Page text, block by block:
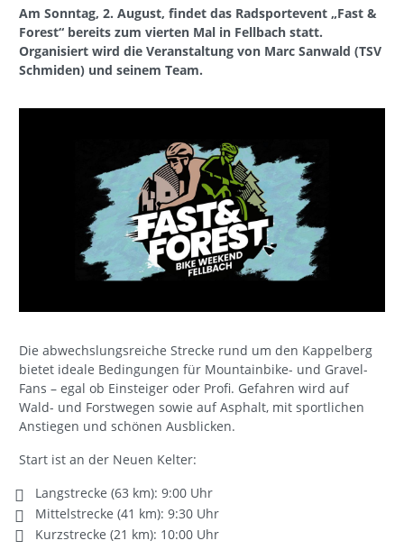
Am Sonntag, 2. August, findet das Radsportevent „Fast &
Forest“ bereits zum vierten Mal in Fellbach statt.
Organisiert wird die Veranstaltung von Marc Sanwald (TSV
Schmiden) und seinem Team.
Die abwechslungsreiche Strecke rund um den Kappelberg
bietet ideale Bedingungen für Mountainbike- und Gravel-
Fans – egal ob Einsteiger oder Profi. Gefahren wird auf
Wald- und Forstwegen sowie auf Asphalt, mit sportlichen
Anstiegen und schönen Ausblicken.
Start ist an der Neuen Kelter:
Langstrecke (63 km): 9:00 Uhr
Mittelstrecke (41 km): 9:30 Uhr
Kurzstrecke (21 km): 10:00 Uhr